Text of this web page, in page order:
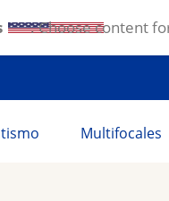
Multifocales
. Choose content